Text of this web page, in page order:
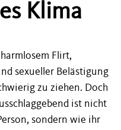
Klima
Flirt,
sexueller Belästigung
zu ziehen. Doch
ist nicht
sondern wie ihr